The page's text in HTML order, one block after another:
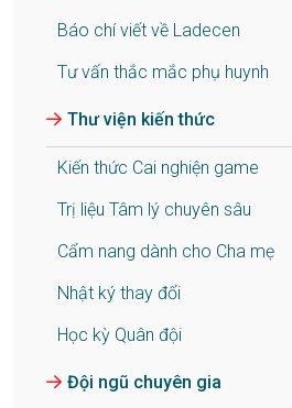
Báo chí viết về Ladecen
Tư vấn thắc mắc phụ huynh
Thư viện kiến thức
Kiến thức Cai nghiện game
Trị liệu Tâm lý chuyên sâu
Cẩm nang dành cho Cha mẹ
Nhật ký thay đổi
Học kỳ Quân đội
Đội ngũ chuyên gia